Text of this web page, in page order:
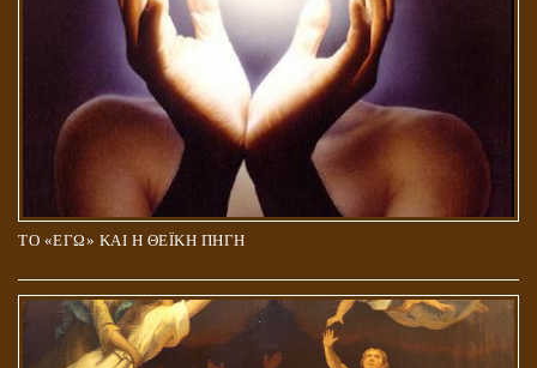
ΤΟ «ΕΓΩ» ΚΑΙ Η ΘΕΪΚΗ ΠΗΓΗ